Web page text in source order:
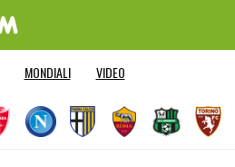
MONDIALI VIDEO